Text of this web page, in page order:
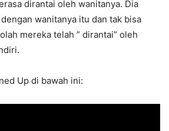
dirantai oleh wanitanya. Dia
wanitanya itu dan tak bisa
mereka telah ” dirantai” oleh
Up di bawah ini: